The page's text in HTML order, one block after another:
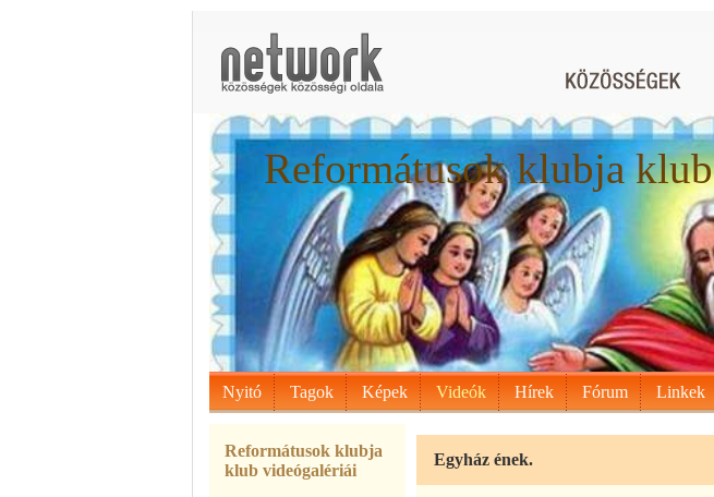
Reformátusok klubja klub
Nyitó Tagok Képek Videók Hírek Fórum Linkek
Reformátusok klubja
klub videógalériái
Egyház ének.